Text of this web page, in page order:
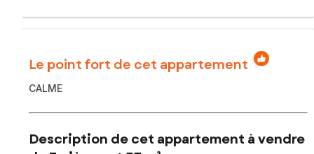
Le point fort de cet appartement
CALME
Description de cet appartement à vendre